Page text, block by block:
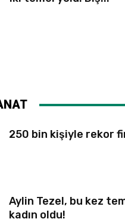
250 bin kişiyle rekor
Aylin Tezel, bu kez
kadın oldu!